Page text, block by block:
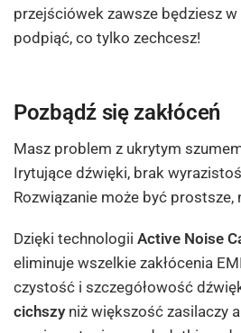
przejściówek zawsze będziesz
podpiąć, co tylko zechcesz!
Pozbądź się zakłóceń
Masz problem z ukrytym
Irytujące dźwięki, brak
Rozwiązanie może być prostsze,
Dzięki technologii Active Noise
eliminuje wszelkie zakłócenia
czystość i szczegółowość
cichszyniż większość zasilaczy